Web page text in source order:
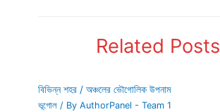
Related Posts
বিভিন্ন শহর / অঞ্চলের ভৌগোলিক উপনাম
ভূগোল / ByAuthorPanel - Team 1